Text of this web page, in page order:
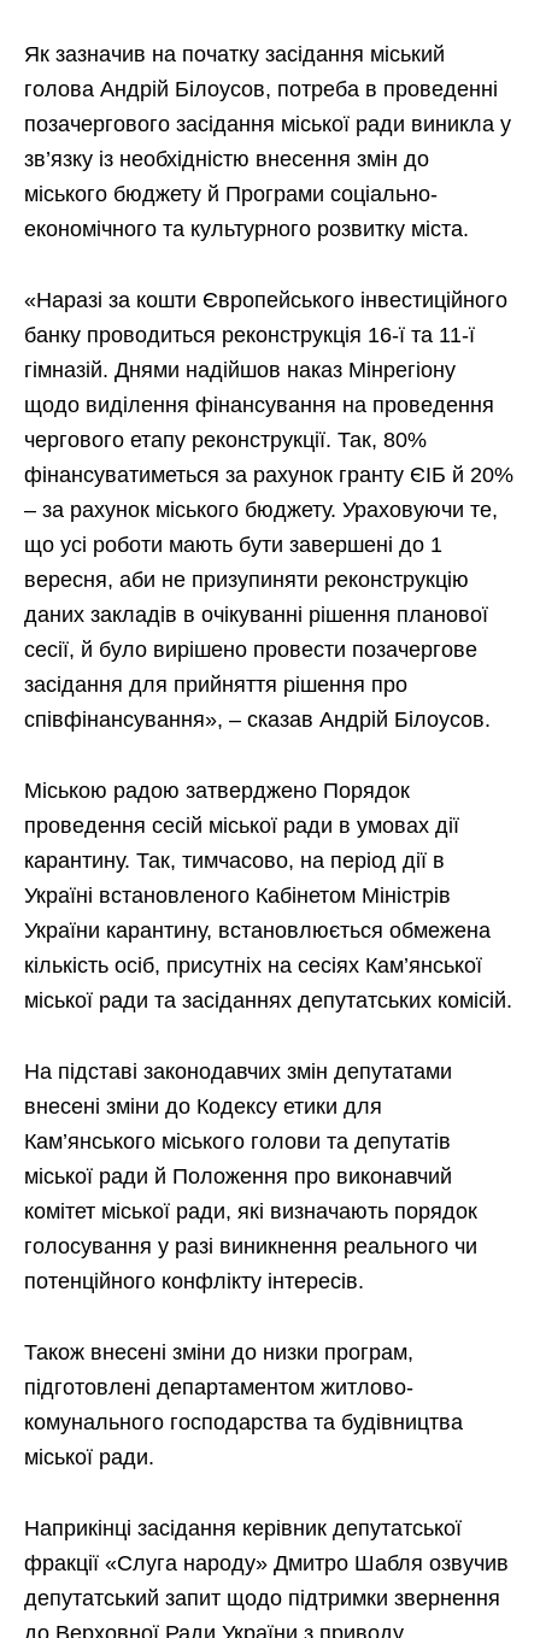
Як зазначив на початку засідання міський
голова Андрій Білоусов, потреба в проведенні
позачергового засідання міської ради виникла у
зв’язку із необхідністю внесення змін до
міського бюджету й Програми соціально-
економічного та культурного розвитку міста.
«Наразі за кошти Європейського інвестиційного
банку проводиться реконструкція 16-ї та 11-ї
гімназій. Днями надійшов наказ Мінрегіону
щодо виділення фінансування на проведення
чергового етапу реконструкції. Так, 80%
фінансуватиметься за рахунок гранту ЄІБ й 20%
– за рахунок міського бюджету. Ураховуючи те,
що усі роботи мають бути завершені до 1
вересня, аби не призупиняти реконструкцію
даних закладів в очікуванні рішення планової
сесії, й було вирішено провести позачергове
засідання для прийняття рішення про
співфінансування», – сказав Андрій Білоусов.
Міською радою затверджено Порядок
проведення сесій міської ради в умовах дії
карантину. Так, тимчасово, на період дії в
Україні встановленого Кабінетом Міністрів
України карантину, встановлюється обмежена
кількість осіб, присутніх на сесіях Кам’янської
міської ради та засіданнях депутатських комісій.
На підставі законодавчих змін депутатами
внесені зміни до Кодексу етики для
Кам’янського міського голови та депутатів
міської ради й Положення про виконавчий
комітет міської ради, які визначають порядок
голосування у разі виникнення реального чи
потенційного конфлікту інтересів.
Також внесені зміни до низки програм,
підготовлені департаментом житлово-
комунального господарства та будівництва
міської ради.
Наприкінці засідання керівник депутатської
фракції «Слуга народу» Дмитро Шабля озвучив
депутатський запит щодо підтримки звернення
до Верховної Ради України з приводу